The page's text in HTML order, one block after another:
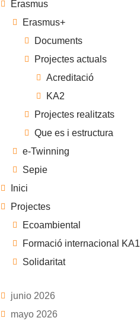
Erasmus
Erasmus+
Documents
Projectes actuals
Acreditació
KA2
Projectes realitzats
Que es i estructura
e-Twinning
Sepie
Inici
Projectes
Ecoambiental
Formació internacional KA1
Solidaritat
junio 2026
mayo 2026